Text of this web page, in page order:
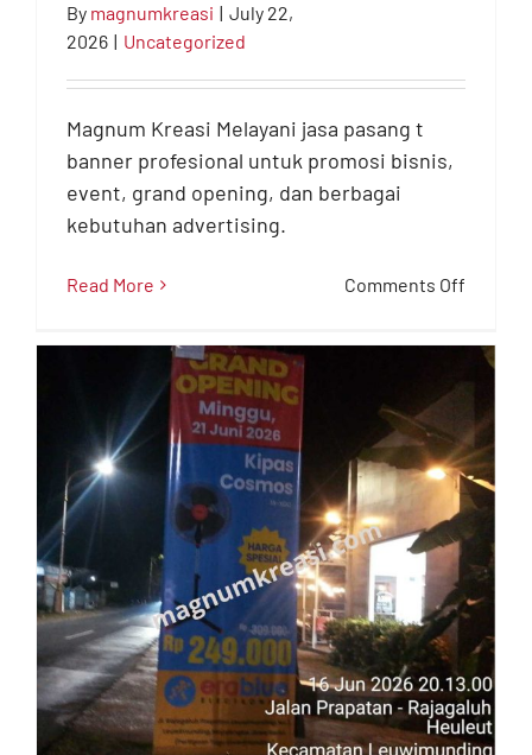
Jasa Pasang Umbul-
Umbul & T Banner
Banyumas
Uncategorized
By magnumkreasi | July 22,
2026 | Uncategorized
Magnum Kreasi Melayani jasa pasang t
banner profesional untuk promosi bisnis,
event, grand opening, dan berbagai
kebutuhan advertising.
Read More Comments Off
Pasang
Umbul-
&
T
Banner